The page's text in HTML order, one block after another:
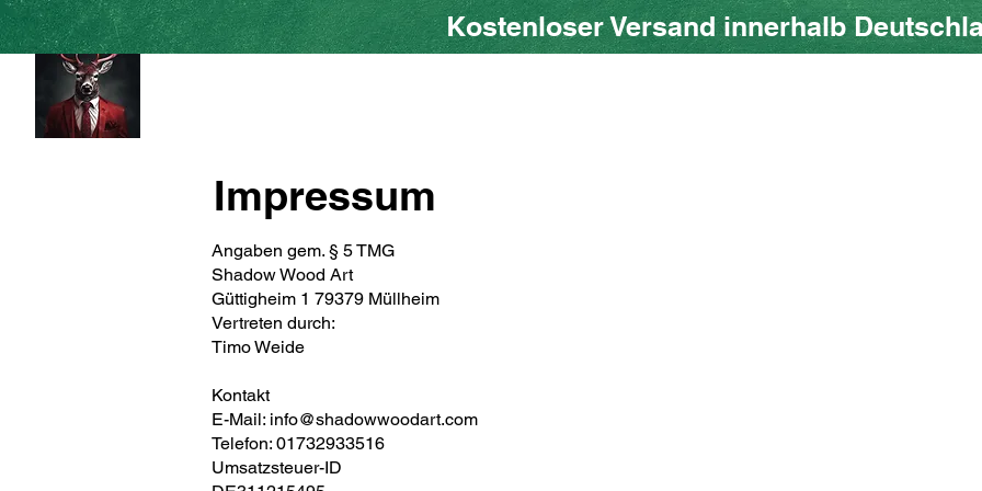
Kostenloser Versand innerhalb
Impressum
Angaben gem. § 5 TMG
Shadow Wood Art
Güttigheim 1 79379 Müllheim
Vertreten durch:
Timo Weide
Kontakt
E-Mail: info@shadowwoodart.com
Telefon: 01732933516
Umsatzsteuer-ID